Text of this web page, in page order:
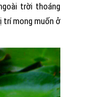
trời thoáng
trí mong muốn ở